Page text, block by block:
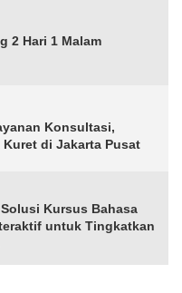
2 Hari 1 Malam
Konsultasi,
di Jakarta Pusat
Kursus Bahasa
untuk Tingkatkan